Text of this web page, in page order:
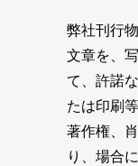
弊社刊行
文章を、
て、許諾
たは印刷
著作権、
り、場合